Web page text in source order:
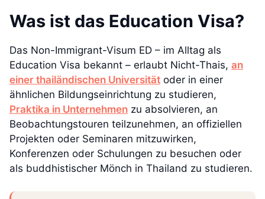
Was ist das Education Visa?
Das Non-Immigrant-Visum ED – im Alltag als
Education Visa bekannt – erlaubt Nicht-Thais, an
einer thailändischen Universität oder in einer
ähnlichen Bildungseinrichtung zu studieren,
Praktika in Unternehmen zu absolvieren, an
Beobachtungstouren teilzunehmen, an offiziellen
Projekten oder Seminaren mitzuwirken,
Konferenzen oder Schulungen zu besuchen oder
als buddhistischer Mönch in Thailand zu studieren.